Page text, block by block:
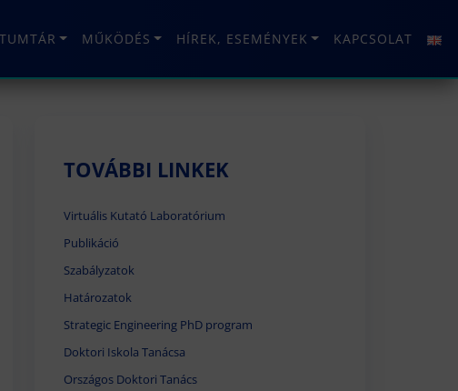
MŰKÖDÉS HÍREK, ESEMÉNYEK KAPCSOLAT
TOVÁBBI LINKEK
Virtuális Kutató Laboratórium
Publikáció
Szabályzatok
Határozatok
Strategic Engineering PhD program
Doktori Iskola Tanácsa
Országos Doktori Tanács